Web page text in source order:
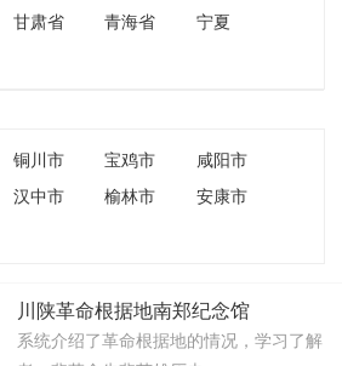
甘肃省 青海省
宁夏
铜川市 宝鸡市
咸阳市
汉中市 榆林市
安康市
川陕革命根据地南郑纪念馆
系统介绍了革命根据地的情况，学习了解